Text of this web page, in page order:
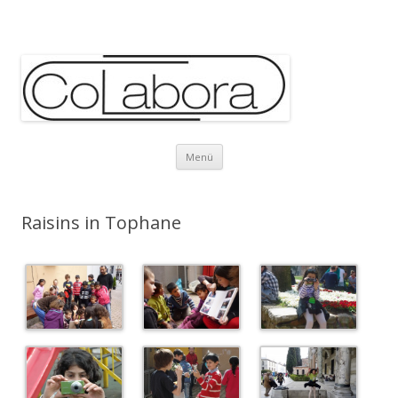
Menü Zum Inhalt springen
Raisins in Tophane